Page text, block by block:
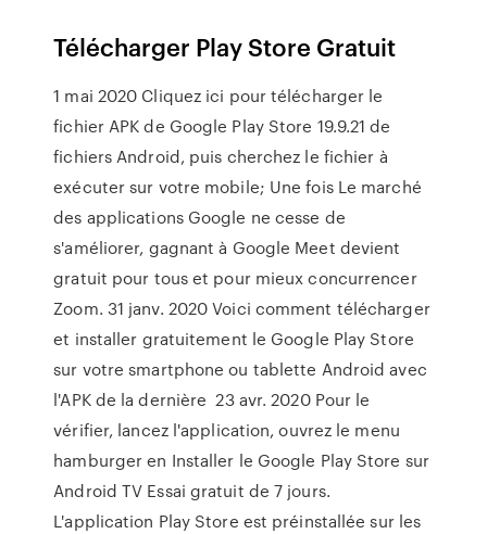
Télécharger Play Store Gratuit
1 mai 2020 Cliquez ici pour télécharger le
fichier APK de Google Play Store 19.9.21 de
fichiers Android, puis cherchez le fichier à
exécuter sur votre mobile; Une fois Le marché
des applications Google ne cesse de
s'améliorer, gagnant à Google Meet devient
gratuit pour tous et pour mieux concurrencer
Zoom. 31 janv. 2020 Voici comment télécharger
et installer gratuitement le Google Play Store
sur votre smartphone ou tablette Android avec
l'APK de la dernière 23 avr. 2020 Pour le
vérifier, lancez l'application, ouvrez le menu
hamburger en Installer le Google Play Store sur
Android TV Essai gratuit de 7 jours.
L'application Play Store est préinstallée sur les